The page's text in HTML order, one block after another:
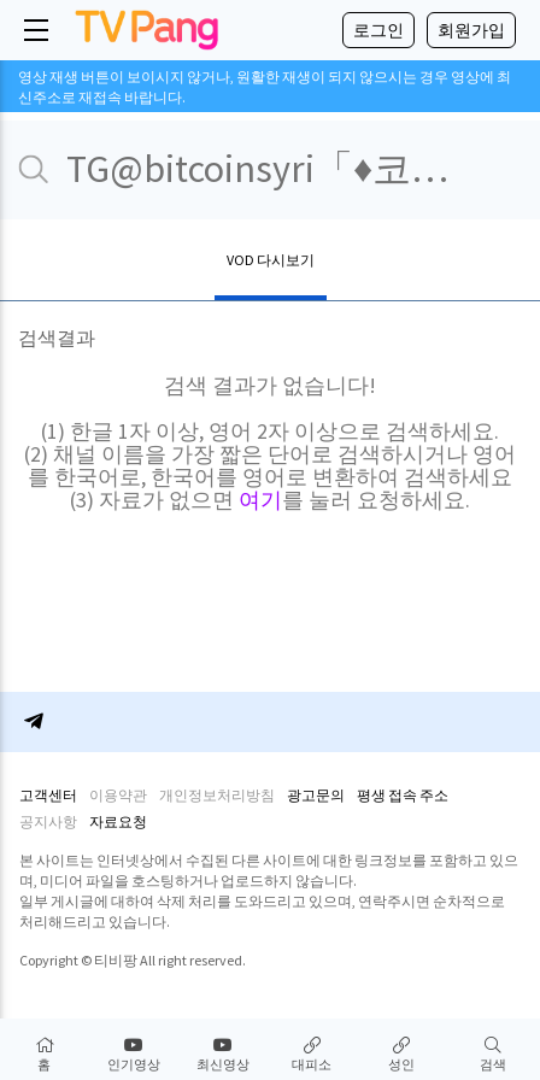
로그인 회원가입
영상 재생 버튼이 보이시지 않거나, 원활한 재생이 되지 않으시는 경우 영상에 최
신주소로 재접속 바랍니다.
VOD 다시보기
검색결과
검색 결과가 없습니다!
(1) 한글 1자 이상, 영어 2자 이상으로 검색하세요.
(2) 채널 이름을 가장 짧은 단어로 검색하시거나 영어
를 한국어로, 한국어를 영어로 변환하여 검색하세요
(3) 자료가 없으면 여기를 눌러 요청하세요.
고객센터 이용약관 개인정보처리방침 광고문의
평생 접속 주소
공지사항
자료요청
본 사이트는 인터넷상에서 수집된 다른 사이트에 대한 링크정보를 포함하고 있으
며, 미디어 파일을 호스팅하거나 업로드하지 않습니다.
일부 게시글에 대하여 삭제 처리를 도와드리고 있으며, 연락주시면 순차적으로
처리해드리고 있습니다.
Copyright © 티비팡 All right reserved.
홈 인기영상 최신영상 대피소 성인 검색